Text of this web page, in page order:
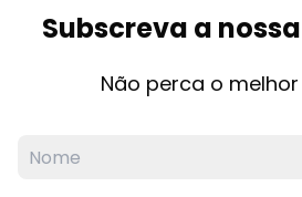
Subscreva a
Não perca o